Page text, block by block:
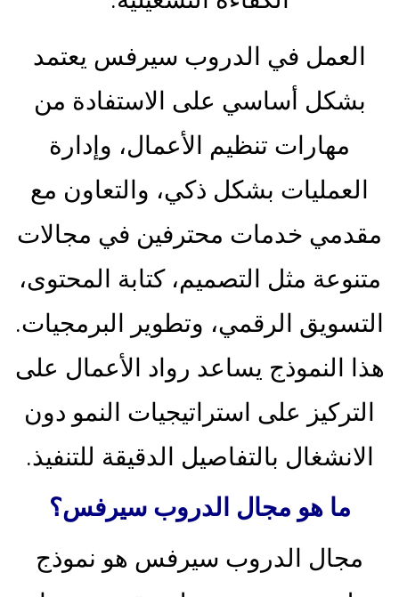
العمل في الدروب سيرفس يعتمد
بشكل أساسي على الاستفادة من
مهارات تنظيم الأعمال، وإدارة
العمليات بشكل ذكي، والتعاون مع
مقدمي خدمات محترفين في مجالات
متنوعة مثل التصميم، كتابة المحتوى،
التسويق الرقمي، وتطوير البرمجيات.
هذا النموذج يساعد رواد الأعمال على
التركيز على استراتيجيات النمو دون
الانشغال بالتفاصيل الدقيقة للتنفيذ.
ما هو مجال الدروب سيرفس؟
مجال الدروب سيرفس هو نموذج